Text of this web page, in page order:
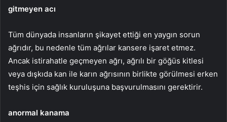
gitmeyen acı
Tüm dünyada insanların şikayet ettiği en yaygın sorun
ağrıdır, bu nedenle tüm ağrılar kansere işaret etmez.
Ancak istirahatle geçmeyen ağrı, ağrılı bir göğüs kitlesi
veya dışkıda kan ile karın ağrısının birlikte görülmesi erken
teşhis için sağlık kuruluşuna başvurulmasını gerektirir.
anormal kanama